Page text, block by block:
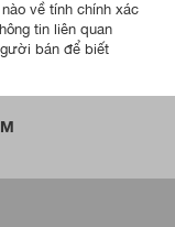
về tính chính xác
tin liên quan
bán để biết